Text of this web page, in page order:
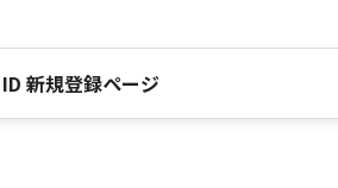
新規登録ページ